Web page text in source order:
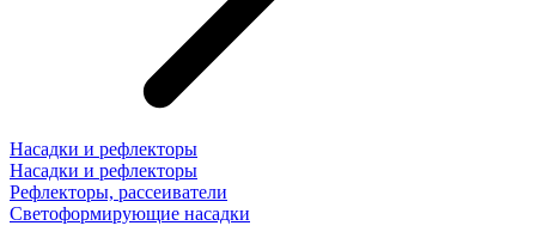
Насадки и рефлекторы
Насадки и рефлекторы
Рефлекторы, рассеиватели
Светоформирующие насадки